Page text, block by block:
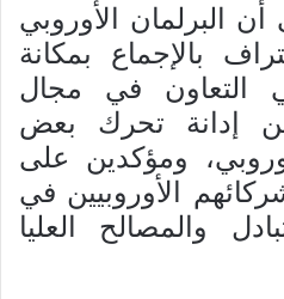
أن البرلمان الأوروبي
بالإجماع بمكانة
التعاون في مجال
إدانة تحرك بعض
ومؤكدين على
الأوروبيين في
والمصالح العليا